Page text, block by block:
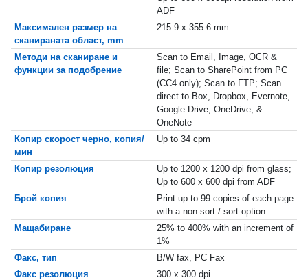
ADF
Максимален размер на
сканираната област, mm
215.9 x 355.6 mm
Методи на сканиране и
функции за подобрение
Scan to Email, Image, OCR &
file; Scan to SharePoint from PC
(CC4 only); Scan to FTP; Scan
direct to Box, Dropbox, Evernote,
Google Drive, OneDrive, &
OneNote
Копир скорост черно, копия/
мин
Up to 34 cpm
Копир резолюция
Up to 1200 x 1200 dpi from glass;
Up to 600 x 600 dpi from ADF
Брой копия
Print up to 99 copies of each page
with a non-sort / sort option
Мащабиране
25% to 400% with an increment of
1%
Факс, тип
B/W fax, PC Fax
Факс резолюция
300 x 300 dpi